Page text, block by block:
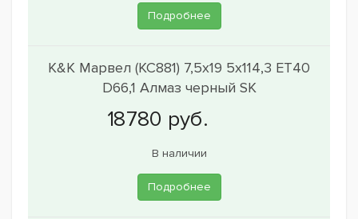
Подробнее
K&K Марвел (КС881) 7,5x19 5x114,3 ET40
D66,1 Алмаз черный SK
В наличии
Подробнее